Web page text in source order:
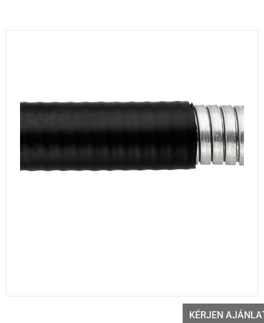
KÉRJEN